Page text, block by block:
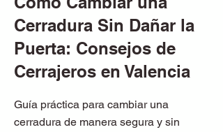
Cerradura Sin Dañar la
Puerta: Consejos de
Cerrajeros en Valencia
Guía práctica para cambiar una
cerradura de manera segura y sin